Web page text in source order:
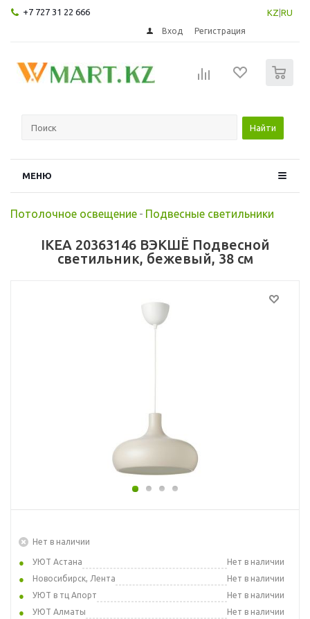
+7 727 31 22 666 KZ RU
Вход Регистрация
Найти
МЕНЮ
Потолочное освещение - Подвесные светильники
IKEA 20363146 ВЭКШЁ Подвесной
светильник, бежевый, 38 см
Нет в наличии
УЮТ Астана
Нет в наличии
Новосибирск, Лента
Нет в наличии
УЮТ в тц Апорт
Нет в наличии
УЮТ Алматы
Нет в наличии